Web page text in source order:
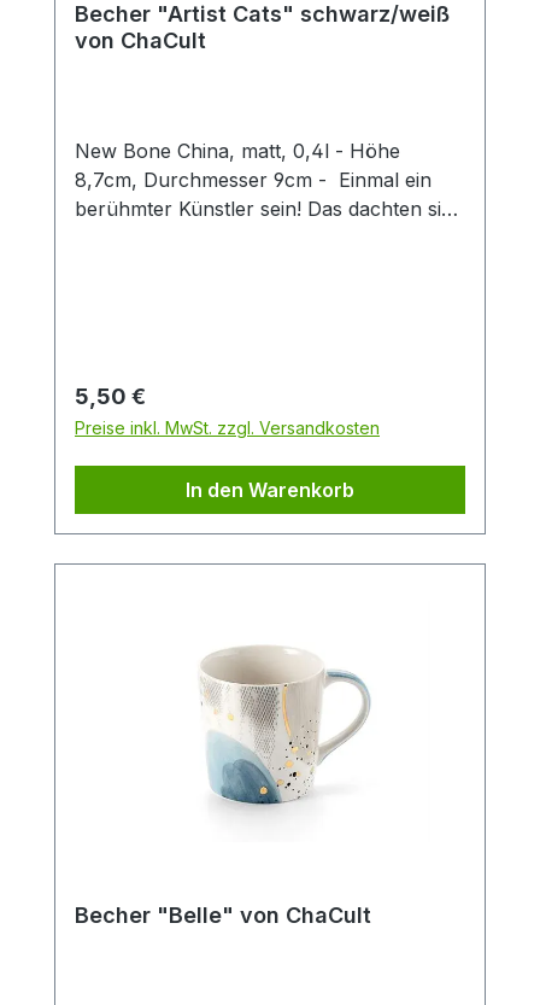
Becher "Artist Cats" schwarz/weiß
von ChaCult
New Bone China, matt, 0,4l - Höhe
8,7cm, Durchmesser 9cm - Einmal ein
berühmter Künstler sein! Das dachten sich
charmant mit verspielten Katzenfiguren
verbindet. Ideal für Kunstliebhaber,
Katzenfreunde oder als originelles
Geschenk. Die dezente schwarz-weiß
Optik des Designs, in feiner
Strichzeichnung, hält sich hierbei durch
Platz um ihre Strahlkraft zu entfalten. Der
Becher verfügt über eine mittlere
Füllmenge von 0,4 l und ist somit der
ideale Allrounder für den Genuss diverser
Heißgetränke. Die Artikelform erinnert an
einen Emaillebecher und unterstreicht
durch dieses nostalgische Stilelement im
SpülmaschinengeeignetMikrowellenfest
Regulärer Preis:
5,50 €
Preise inkl. MwSt. zzgl. Versandkosten
In den Warenkorb
Becher "Belle" von ChaCult